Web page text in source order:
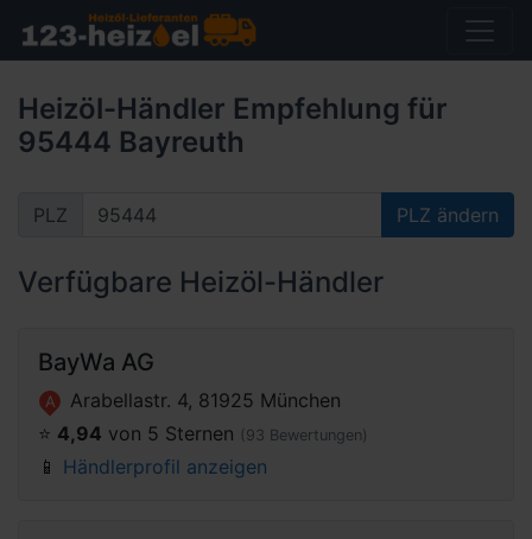
Heizöl-Händler Empfehlung für
95444 Bayreuth
PLZ PLZ ändern
Verfügbare Heizöl-Händler
BayWa AG
A
Arabellastr. 4, 81925 München
⭐️ 4,94 von 5 Sternen (93 Bewertungen)
📱 Händlerprofil anzeigen